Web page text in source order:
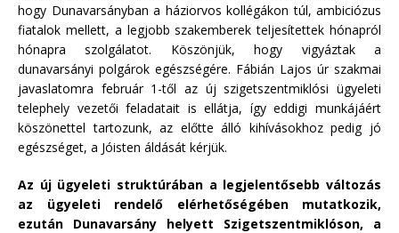
hogy Dunavarsányban a háziorvos kollégákon túl, ambiciózus
fiatalok mellett, a legjobb szakemberek teljesítettek hónapról
hónapra szolgálatot. Köszönjük, hogy vigyáztak a
dunavarsányi polgárok egészségére. Fábián Lajos úr szakmai
javaslatomra február 1-től az új szigetszentmiklósi ügyeleti
telephely vezetői feladatait is ellátja, így eddigi munkájáért
köszönettel tartozunk, az előtte álló kihívásokhoz pedig jó
egészséget, a Jóisten áldását kérjük.
Az új ügyeleti struktúrában a legjelentősebb változás
az ügyeleti rendelő elérhetőségében mutatkozik,
ezután Dunavarsány helyett Szigetszentmiklóson, a